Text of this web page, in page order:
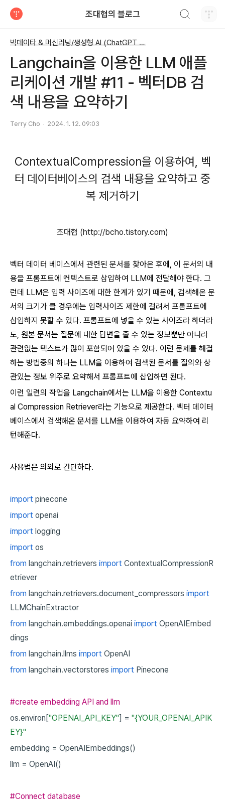
조대협의 블로그
빅데이타 & 머신러닝/생성형 AI (ChatGPT etc)
Langchain을 이용한 LLM 애플
리케이션 개발 #11 - 벡터DB 검
색 내용을 요약하기
Terry Cho 2024. 1. 12. 09:03
ContextualCompression을 이용하여, 벡
터 데이터베이스의 검색 내용을 요약하고 중
복 제거하기
조대협 (http://bcho.tistory.com)
벡터 데이터 베이스에서 관련된 문서를 찾아온 후에, 이 문서의 내
용을 프롬프트에 컨텍스트로 삽입하여 LLM에 전달해야 한다. 그
런데 LLM은 입력 사이즈에 대한 한계가 있기 때문에, 검색해온 문
서의 크기가 클 경우에는 입력사이즈 제한에 걸려서 프롬프트에
삽입하지 못할 수 있다. 프롬프트에 넣을 수 있는 사이즈라 하더라
도, 원본 문서는 질문에 대한 답변을 줄 수 있는 정보뿐만 아니라
관련없는 텍스트가 많이 포함되어 있을 수 있다. 이런 문제를 해결
하는 방법중의 하나는 LLM을 이용하여 검색된 문서를 질의와 상
관있는 정보 위주로 요약해서 프롬프트에 삽입하면 된다.
이런 일련의 작업을 Langchain에서는 LLM을 이용한 Contextu
al Compression Retriever라는 기능으로 제공한다. 벡터 데이터
베이스에서 검색해온 문서를 LLM을 이용하여 자동 요약하여 리
턴해준다.
사용법은 의외로 간단하다.
import pinecone
import openai
import logging
import os
from langchain.retrievers import ContextualCompressionR
etriever
from langchain.retrievers.document_compressors import
LLMChainExtractor
from langchain.embeddings.openai import OpenAIEmbed
dings
from langchain.llms import OpenAI
from langchain.vectorstores import Pinecone
#create embedding API and llm
os.environ["OPENAI_API_KEY"] = "{YOUR_OPENAI_APIK
EY}"
embedding = OpenAIEmbeddings()
llm = OpenAI()
#Connect database